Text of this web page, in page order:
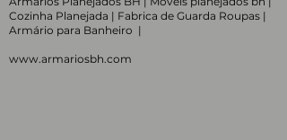
Cozinha Planejada | Fabrica de Guarda Roupas |
Armário para Banheiro |
www.armariosbh.com